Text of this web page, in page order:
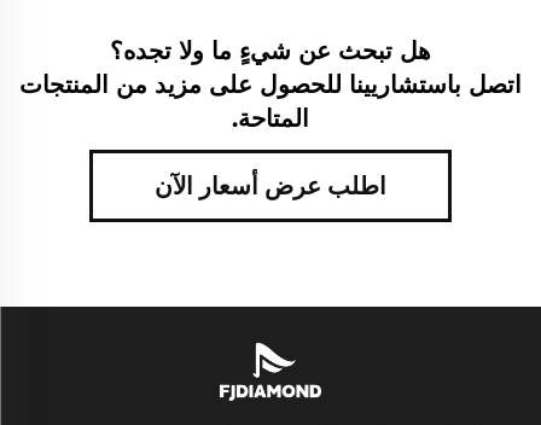
هل تبحث عن شيءٍ ما ولا تجده؟
اتصل باستشاريينا للحصول على مزيد من المنتجات
المتاحة.
اطلب عرض أسعار الآن